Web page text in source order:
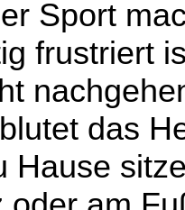
Sport
frustriert
das
Hause